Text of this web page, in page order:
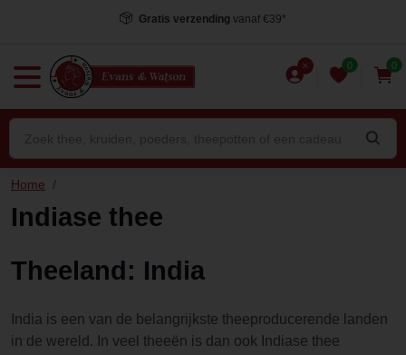
Gratis verzending vanaf €39*
0 0
Home /
Indiase thee
Theeland: India
India is een van de belangrijkste theeproducerende landen
in de wereld. In veel theeën is dan ook Indiase thee